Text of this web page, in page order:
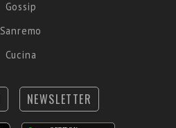
Gossip
Sanremo
Cucina
NEWSLETTER